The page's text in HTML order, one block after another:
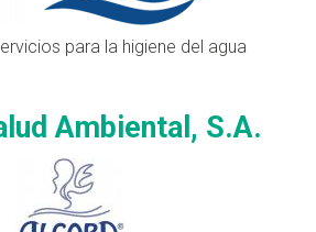
para la higiene del agua
Ambiental, S.A.